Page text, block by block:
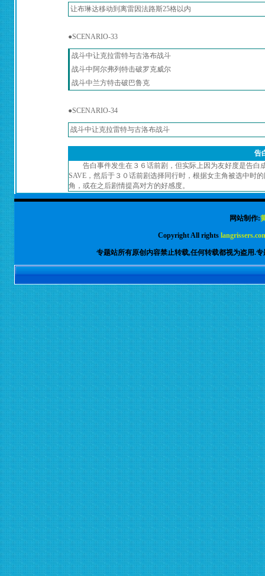
让布琳达移动到离雷因法路斯25格以内
●SCENARIO-33
战斗中让克拉雷特与古洛布战斗
战斗中阿尔弗列特击破罗克威尔
战斗中兰方特击破巴鲁克
●SCENARIO-34
战斗中让克拉雷特与古洛布战斗
告
告白事件发生在３６话前剧，但实际上因为友好度是告
SAVE，然后于３０话前剧选择同行时，根据女主角被选中时
角，或在之后剧情提高对方的好感度。
网站制作:
Copyright All rights
专题站所有原创内容禁止转载,任何转载都视为盗用.